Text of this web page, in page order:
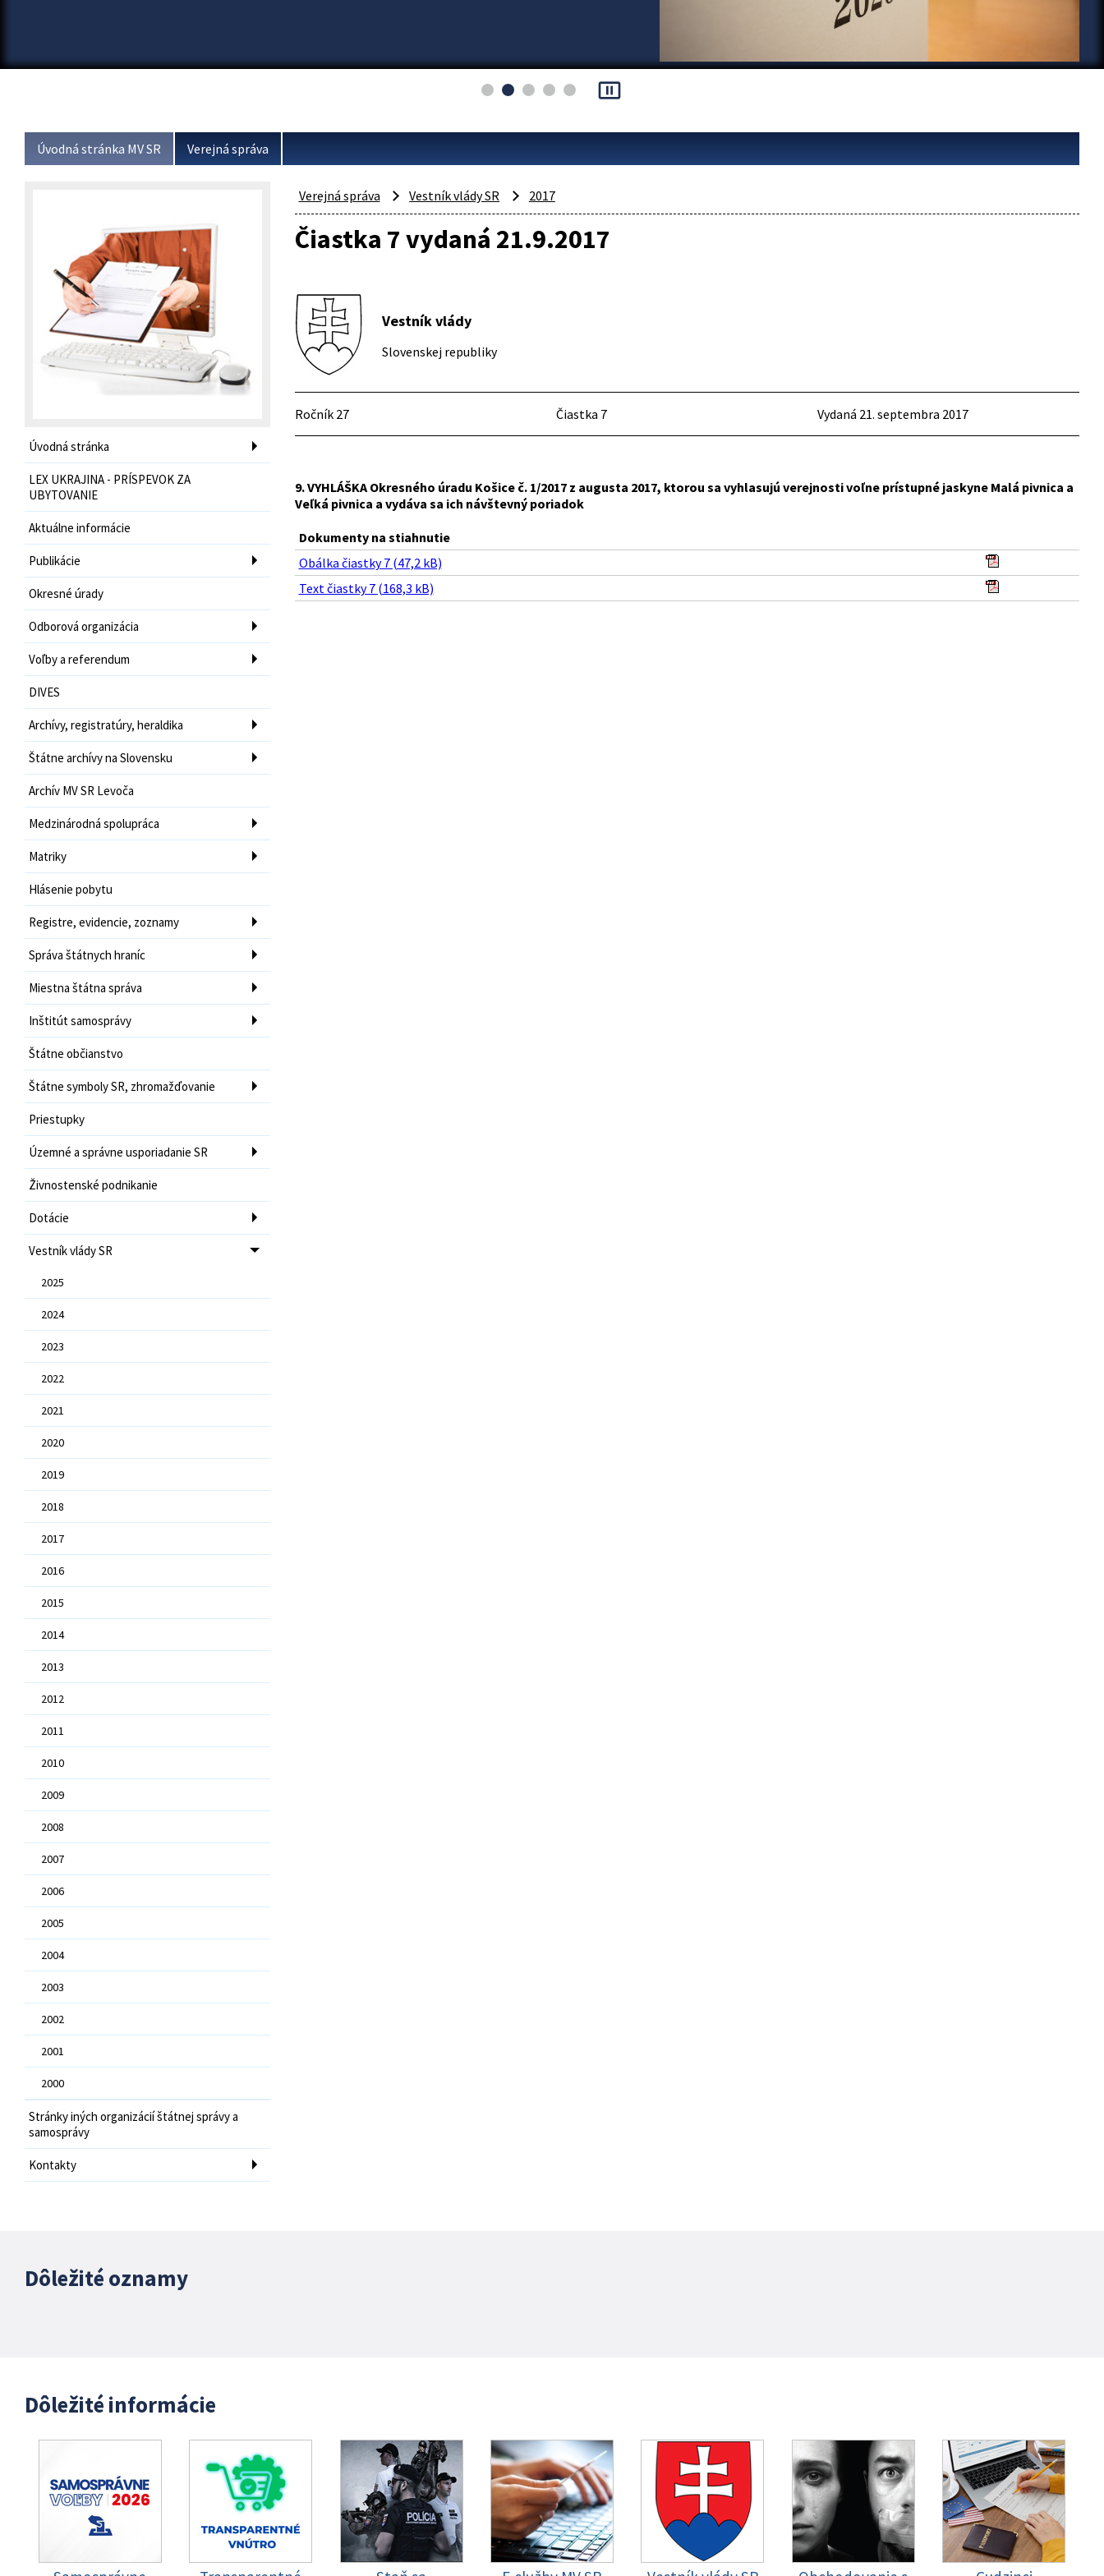
pause_presentation
Úvodná stránka MV SR Verejná správa
Úvodná stránka
LEX UKRAJINA - PRÍSPEVOK ZA
UBYTOVANIE
Aktuálne informácie
Publikácie
Okresné úrady
Odborová organizácia
Voľby a referendum
DIVES
Archívy, registratúry, heraldika
Štátne archívy na Slovensku
Archív MV SR Levoča
Medzinárodná spolupráca
Matriky
Hlásenie pobytu
Registre, evidencie, zoznamy
Správa štátnych hraníc
Miestna štátna správa
Inštitút samosprávy
Štátne občianstvo
Štátne symboly SR, zhromažďovanie
Priestupky
Územné a správne usporiadanie SR
Živnostenské podnikanie
Dotácie
Vestník vlády SR
2025
2024
2023
2022
2021
2020
2019
2018
2017
2016
2015
2014
2013
2012
2011
2010
2009
2008
2007
2006
2005
2004
2003
2002
2001
2000
Stránky iných organizácií štátnej správy a
samosprávy
Kontakty
Verejná správa Vestník vlády SR 2017
Čiastka 7 vydaná 21.9.2017
Vestník vlády
Slovenskej republiky
Ročník 27 Čiastka 7 Vydaná 21. septembra 2017
9.VYHLÁŠKA Okresného úradu Košice č. 1/2017 z augusta 2017, ktorou sa vyhlasujú verejnosti voľne prístupné jaskyne Malá pivnica a
Veľká pivnica a vydáva sa ich návštevný poriadok
Dokumenty na stiahnutie
Obálka čiastky 7 (47,2 kB)
Text čiastky 7 (168,3 kB)
Dôležité oznamy
Dôležité informácie